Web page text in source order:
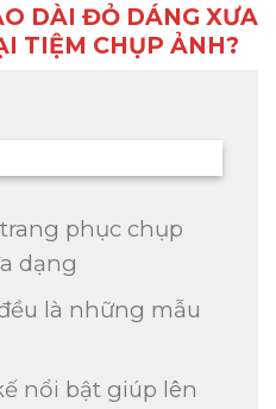
DÀI ĐỎ DÁNG XƯA
TIỆM CHỤP ẢNH?
phục chụp
dạng
là những mẫu
nổi bật giúp lên